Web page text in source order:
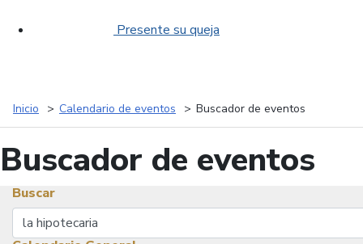
Presente su queja
Inicio Calendario de eventos Buscador de eventos
Buscador de eventos
Buscar
Buscar